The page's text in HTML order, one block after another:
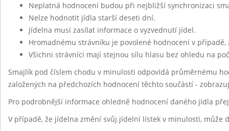
Neplatná hodnocení budou při nejbližší synchronizaci
Nelze hodnotit jídla starší deseti dní.
Jídelna musí zasílat informace o vyzvednutí jídel.
Hromadnému strávníku je povolené hodnocení v
Všichni strávníci mají stejnou sílu hlasu bez ohledu na
Smajlík pod číslem chodu v minulosti odpovídá průměrnému
založených na předchozích hodnocení těchto součástí -
Pro podrobnější informace ohledně hodnocení daného jídla
V případě, že jídelna změní svůj jídelní lístek v minulosti, může